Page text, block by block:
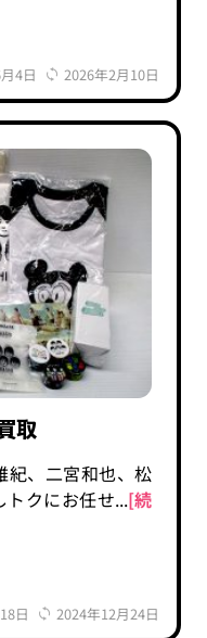
4日 2026年2月10日
取
紀、二宮和也、松
クにお任せ...[続
日 2024年12月24日